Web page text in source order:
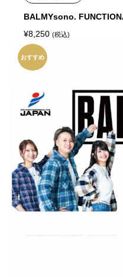
BALMYsono.
¥8,250 (税込)
おすすめ